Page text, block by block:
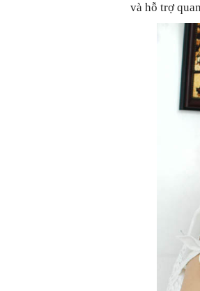
và hỗ trợ